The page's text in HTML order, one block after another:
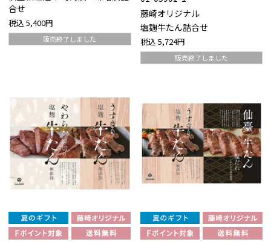
合せ
税込 5,400円
販売終了しました
藤崎オリジナル
塩麹牛たん詰合せ
税込 5,724円
販売終了しました